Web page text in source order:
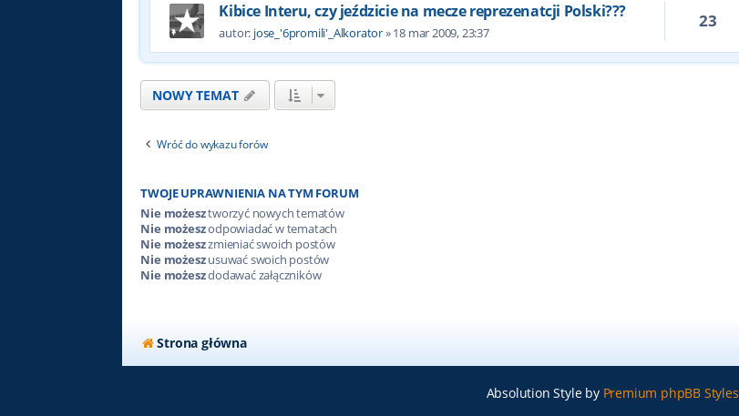
Kibice Interu, czy jeździcie na mecze reprezenatcji Polski???
autor: jose_'6promili'_Alkorator»18 mar 2009, 23:37
23
NOWY TEMAT
Wróć do wykazu forów
TWOJE UPRAWNIENIA NA TYM FORUM
Nie możesztworzyć nowych tematów
Nie możeszodpowiadać w tematach
Nie możeszzmieniać swoich postów
Nie możeszusuwać swoich postów
Nie możeszdodawać załączników
Strona główna
Absolution Style by Premium phpBB Styles